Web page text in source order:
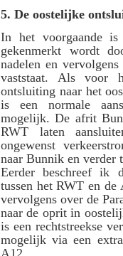
5. De oostelijke
In het voorgaande
gekenmerkt wordt
nadelen en
vaststaat. Als voor
ontsluiting naar het
is een normale
mogelijk. De afrit
RWT laten
ongewenst
naar Bunnik en verder
Eerder beschreef ik
tussen het RWT en
vervolgens over de
naar de oprit in
is een rechtstreekse
mogelijk via een